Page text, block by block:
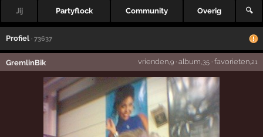
Jij Partyflock Community Overig 🔍
Profiel · 73637
GremlinBik vrienden,9· album ,35· favorieten,21